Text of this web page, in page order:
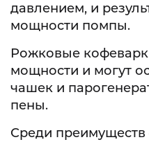
давлением, и
мощности помпы.
Рожковые
мощности и могут
чашек и
пены.
Среди